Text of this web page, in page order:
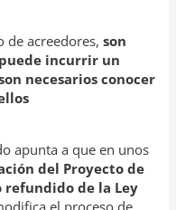
de acreedores, son
incurrir un
necesarios conocer
apunta a que en unos
del Proyecto de
de la Ley
el proceso de